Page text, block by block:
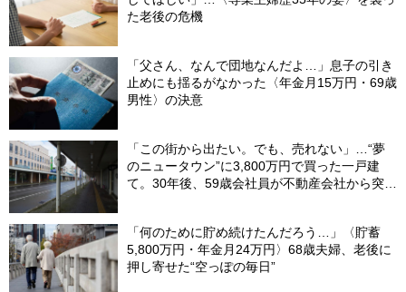
た老後の危機
「父さん、なんで団地なんだよ…」息子の引き
止めにも揺るがなかった〈年金月15万円・69歳
男性〉の決意
「この街から出たい。でも、売れない」…“夢
のニュータウン”に3,800万円で買った一戸建
て。30年後、59歳会社員が不動産会社から突き
「何のために貯め続けたんだろう…」〈貯蓄
5,800万円・年金月24万円〉68歳夫婦、老後に
押し寄せた“空っぽの毎日”